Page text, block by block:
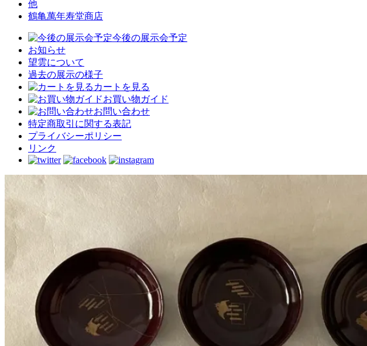
他
鶴亀萬年寿堂商店
今後の展示会予定
お知らせ
望雲について
過去の展示の様子
カートを見る
お買い物ガイド
お問い合わせ
特定商取引に関する表記
プライバシーポリシー
リンク